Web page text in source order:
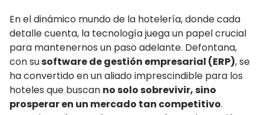
En el dinámico mundo de la hotelería, donde cada
detalle cuenta, la tecnología juega un papel crucial
para mantenernos un paso adelante. Defontana,
con susoftware de gestión empresarial (ERP), se
ha convertido en un aliado imprescindible para los
hoteles que buscan no solo sobrevivir, sino
prosperar en un mercado tan competitivo.